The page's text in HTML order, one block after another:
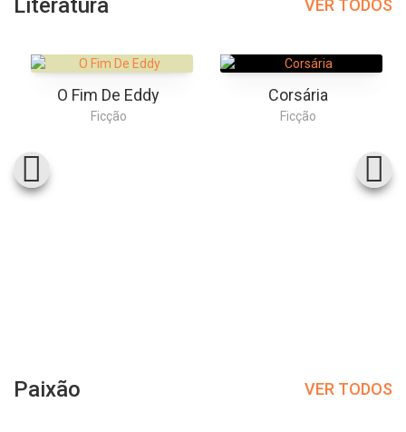
Literatura VER TODOS
O Fim De Eddy
Ficção
Corsária
Ficção
Paixão VER TODOS